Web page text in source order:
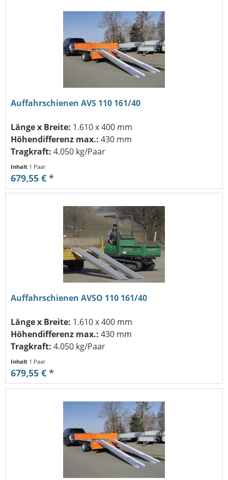
Auffahrschienen AVS 110 161/40
Länge x Breite: 1.610 x 400 mm
Höhendifferenz max.: 430 mm
Tragkraft: 4.050 kg/Paar
Inhalt 1 Paar
679,55 € *
Auffahrschienen AVSO 110 161/40
Länge x Breite: 1.610 x 400 mm
Höhendifferenz max.: 430 mm
Tragkraft: 4.050 kg/Paar
Inhalt 1 Paar
679,55 € *